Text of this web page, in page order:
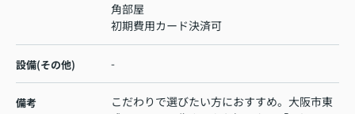
角部屋
初期費用カード決済可
設備(その他) -
備考
こだわりで選びたい方におすすめ。大阪市東